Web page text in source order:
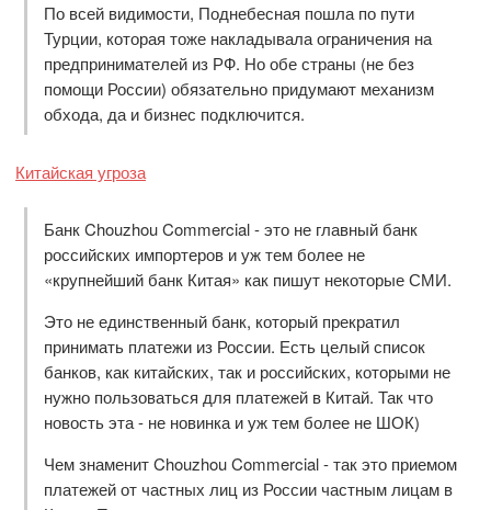
По всей видимости, Поднебесная пошла по пути
Турции, которая тоже накладывала ограничения на
предпринимателей из РФ. Но обе страны (не без
помощи России) обязательно придумают механизм
обхода, да и бизнес подключится.
Китайская угроза
Банк Chouzhou Commercial - это не главный банк
российских импортеров и уж тем более не
«крупнейший банк Китая» как пишут некоторые СМИ.
Это не единственный банк, который прекратил
принимать платежи из России. Есть целый список
банков, как китайских, так и российских, которыми не
нужно пользоваться для платежей в Китай. Так что
новость эта - не новинка и уж тем более не ШОК)
Чем знаменит Chouzhou Commercial - так это приемом
платежей от частных лиц из России частным лицам в